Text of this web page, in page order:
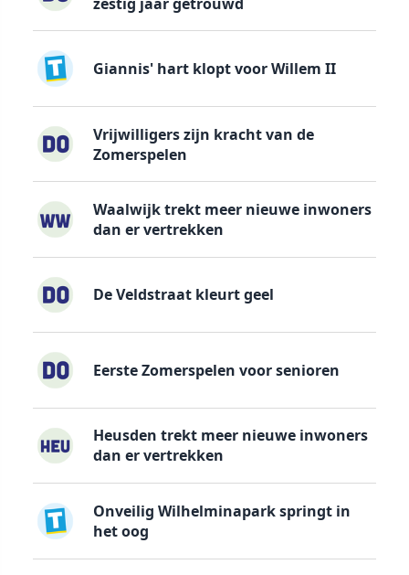
Giannis' hart klopt voor Willem II
Vrijwilligers zijn kracht van de
Zomerspelen
Waalwijk trekt meer nieuwe inwoners
dan er vertrekken
De Veldstraat kleurt geel
Eerste Zomerspelen voor senioren
Heusden trekt meer nieuwe inwoners
dan er vertrekken
Onveilig Wilhelminapark springt in
het oog